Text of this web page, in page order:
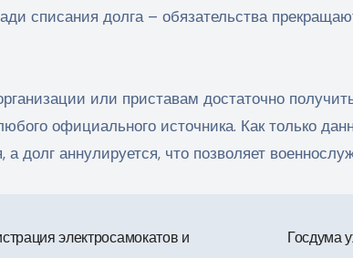
списания долга – обязательства
или приставам достаточно
официального источника. Как только
а долг аннулируется, что позволяет
электросамокатов и
Госдума